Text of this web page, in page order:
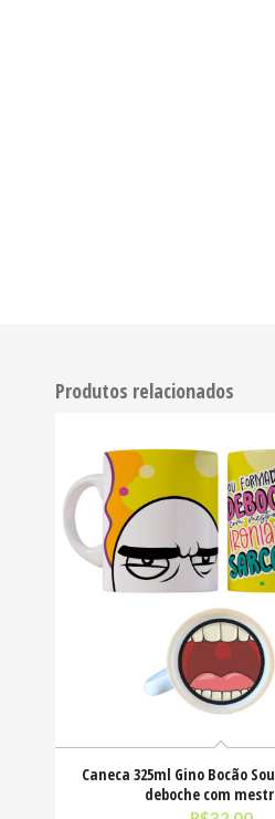
Produtos relacionados
Caneca 325ml Gino Bocão
deboche com